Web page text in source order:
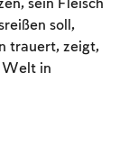
sein Fleisch
soll,
trauert, zeigt,
Welt in